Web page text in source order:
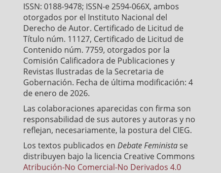
ISSN: 0188-9478; ISSN-e 2594-066X, ambos
otorgados por el Instituto Nacional del
Derecho de Autor. Certificado de Licitud de
Título núm. 11127, Certificado de Licitud de
Contenido núm. 7759, otorgados por la
Comisión Calificadora de Publicaciones y
Revistas Ilustradas de la Secretaria de
Gobernación. Fecha de última modificación: 4
de enero de 2026.
Las colaboraciones aparecidas con firma son
responsabilidad de sus autores y autoras y no
reflejan, necesariamente, la postura del CIEG.
Los textos publicados en Debate Feministase
distribuyen bajo la licencia Creative Commons
Atribución-No Comercial-No Derivados 4.0